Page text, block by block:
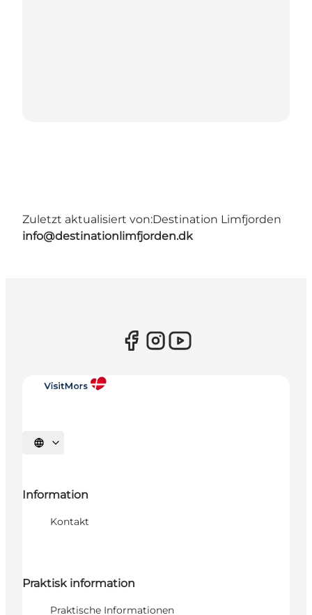
Zuletzt aktualisiert von:Destination Limfjorden
info@destinationlimfjorden.dk
Sprache auswählen
Information
Kontakt
Praktisk information
Praktische Informationen